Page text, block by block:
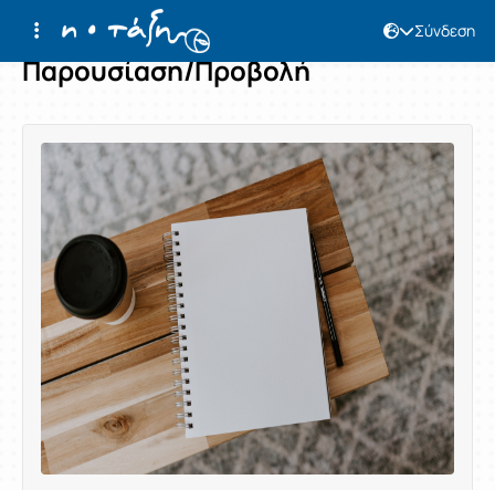
Σύνδεση
Παρουσίαση/Προβολή